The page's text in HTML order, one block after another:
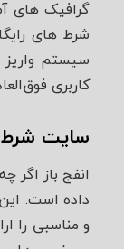
شرط‌ های
سیستم واریز
کاربری
سایت شرط
داده است.
و مناسبی را